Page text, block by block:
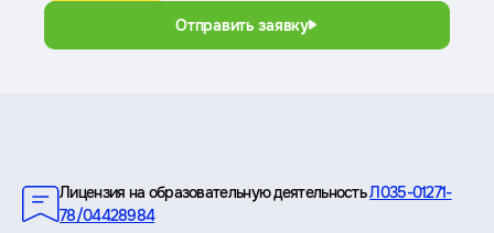
Отправить заявку
Лицензия на образовательную деятельностьЛ035-01271-
78/04428984